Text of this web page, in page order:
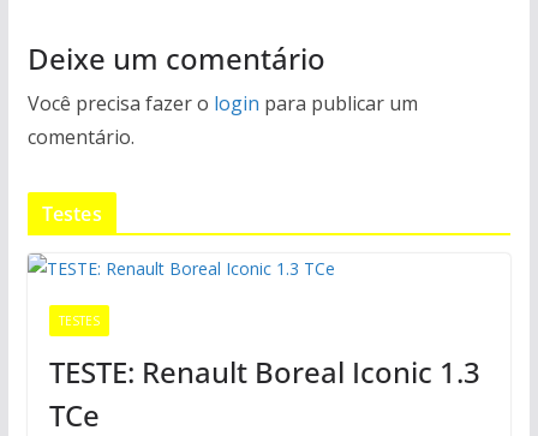
Deixe um comentário
Você precisa fazer o login para publicar um
comentário.
Testes
TESTES
TESTE: Renault Boreal Iconic 1.3
TCe